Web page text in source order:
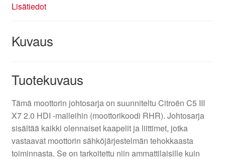
Lisätiedot
Kuvaus
Tuotekuvaus
Tämä moottorin johtosarja on suunniteltu Citroën C5 III
X7 2.0 HDI -malleihin (moottorikoodi RHR). Johtosarja
sisältää kaikki olennaiset kaapelit ja liittimet, jotka
vastaavat moottorin sähköjärjestelmän tehokkaasta
toiminnasta. Se on tarkoitettu niin ammattilaisille kuin